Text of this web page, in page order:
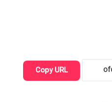
Copy URL